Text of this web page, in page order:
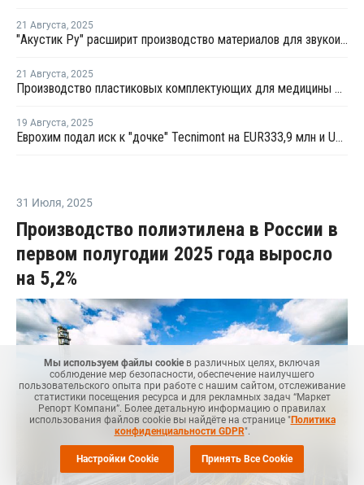
21 Августа, 2025
"Акустик Ру" расширит производство материалов для звукоизоляции и акустики
21 Августа, 2025
Производство пластиковых комплектующих для медицины открыли в Тульской области
19 Августа, 2025
Еврохим подал иск к "дочке" Tecnimont на EUR333,9 млн и USD6,3 млн
31 Июля, 2025
Производство полиэтилена в России в
первом полугодии 2025 года выросло
на 5,2%
Мы используем файлы cookieв различных целях, включая
соблюдение мер безопасности, обеспечение наилучшего
пользовательского опыта при работе с нашим сайтом, отслеживание
статистики посещения ресурса и для рекламных задач “Маркет
Репорт Компани”. Более детальную информацию о правилах
использования файлов cookie вы найдёте на странице "Политика
конфиденциальности GDPR".
Настройки Cookie Принять Все Cookie